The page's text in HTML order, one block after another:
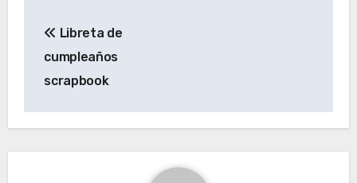
de
entradas
Libreta de
cumpleaños
scrapbook